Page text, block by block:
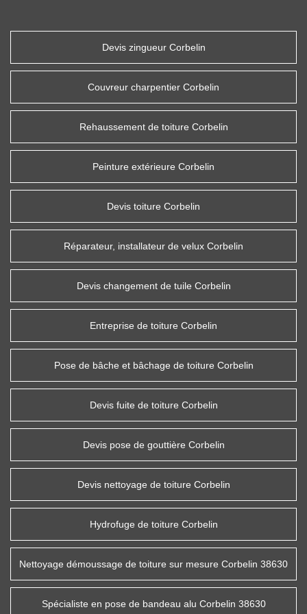
Devis zingueur Corbelin
Couvreur charpentier Corbelin
Rehaussement de toiture Corbelin
Peinture extérieure Corbelin
Devis toiture Corbelin
Réparateur, installateur de velux Corbelin
Devis changement de tuile Corbelin
Entreprise de toiture Corbelin
Pose de bâche et bâchage de toiture Corbelin
Devis fuite de toiture Corbelin
Devis pose de gouttière Corbelin
Devis nettoyage de toiture Corbelin
Hydrofuge de toiture Corbelin
Nettoyage démoussage de toiture sur mesure Corbelin 38630
Spécialiste en pose de bandeau alu Corbelin 38630